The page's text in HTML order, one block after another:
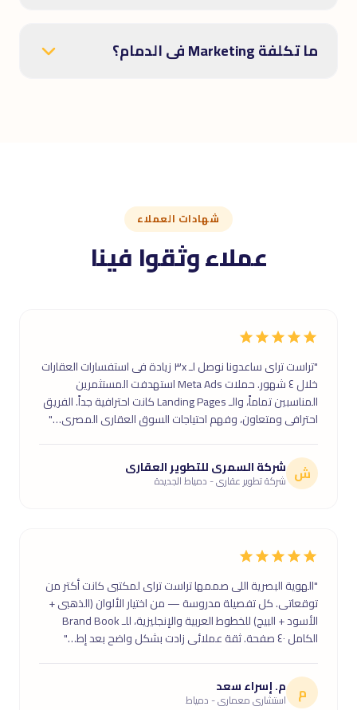
ما تكلفة Marketing فى الدمام؟
شهادات العملاء
عملاء وثقوا فينا
"تراست تراى ساعدونا نوصل لـ ٣x زيادة فى استفسارات العقارات
خلال ٤ شهور. حملات Meta Ads استهدفت المستثمرين
المناسبين تماماً، والـ Landing Pages كانت احترافية جداً. الفريق
احترافى ومتعاون، وفهم احتياجات السوق العقارى المصرى…"
ش شركة السمرى للتطوير العقارى
شركة تطوير عقارى - دمياط الجديدة
"الهوية البصرية اللى صممها تراست تراى لمكتبى كانت أكتر من
توقعاتى. كل تفصيلة مدروسة — من اختيار الألوان (الذهبى +
الأسود + البيج) للخطوط العربية والإنجليزية، للـ Brand Book
الكامل ٤٠ صفحة. ثقة عملائى زادت بشكل واضح بعد إط…"
م م. إسراء سعد
استشارى معمارى - دمياط